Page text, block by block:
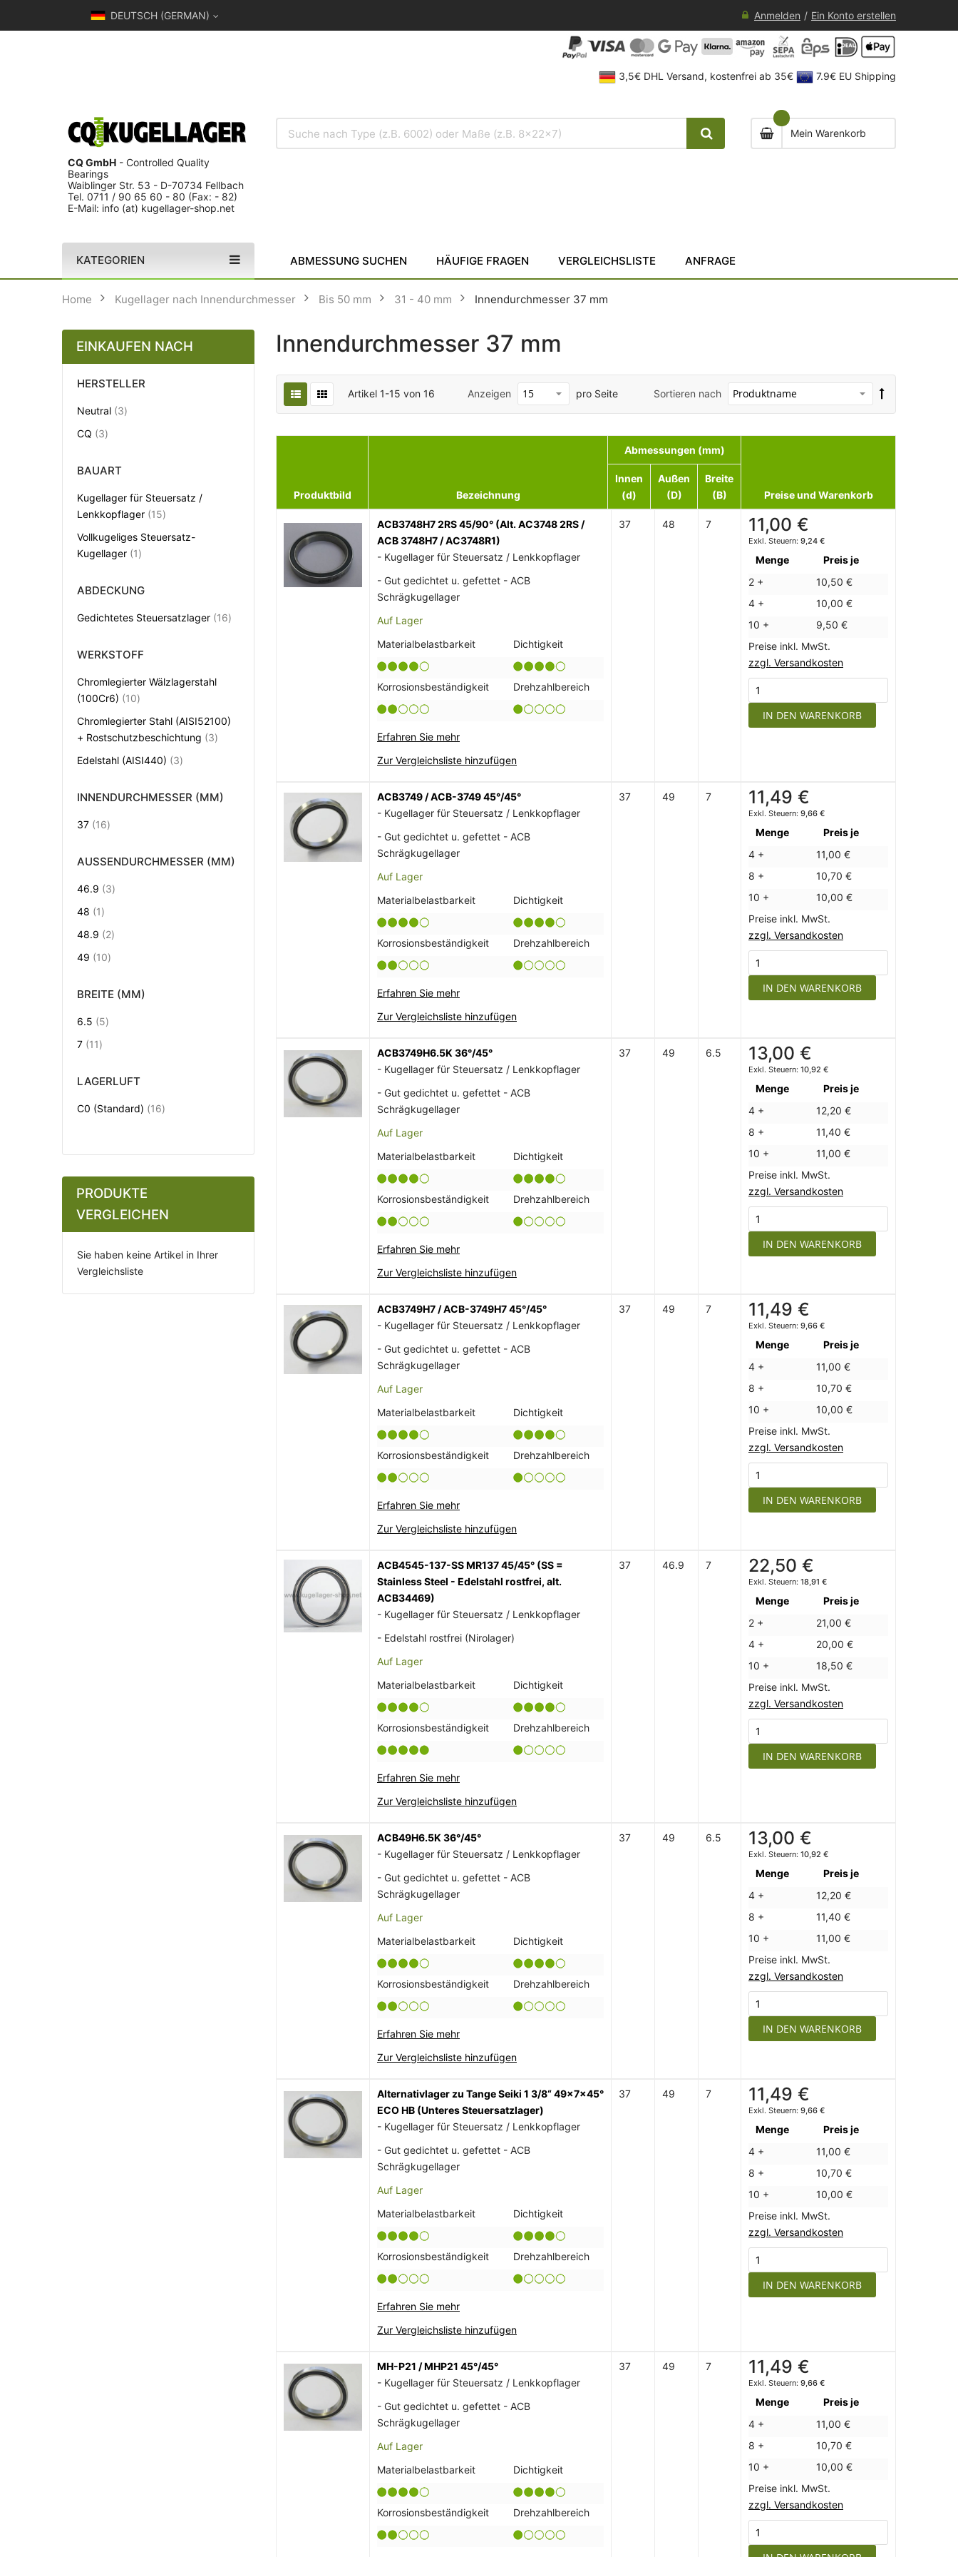
DEUTSCH (GERMAN) Anmelden Ein Konto erstellen
3,5€ DHL Versand, kostenfrei ab 35€ 7.9€ EU Shipping
CQ GmbH - Controlled Quality
Bearings
Waiblinger Str. 53 - D-70734 Fellbach
Tel. 0711 / 90 65 60 - 80 (Fax: - 82)
E-Mail: info (at) kugellager-shop.net
Mein Warenkorb
KATEGORIEN ABMESSUNG SUCHEN HÄUFIGE FRAGEN VERGLEICHSLISTE ANFRAGE
Home Kugellager nach Innendurchmesser Bis 50 mm 31 - 40 mm Innendurchmesser 37 mm
Innendurchmesser 37 mm
Artikel 1-15 von 16 Sortieren nach
Anzeigen pro Seite
Produktbild Bezeichnung
Abmessungen (mm)
Preise und Warenkorb
Innen
(d)
Außen
(D)
Breite
(B)
ACB3748H7 2RS 45/90° (Alt. AC3748 2RS /
ACB 3748H7 / AC3748R1)
- Kugellager für Steuersatz / Lenkkopflager
- Gut gedichtet u. gefettet - ACB
Schrägkugellager
Auf Lager
Materialbelastbarkeit
Dichtigkeit
Korrosionsbeständigkeit Drehzahlbereich
Erfahren Sie mehr
Zur Vergleichsliste hinzufügen
37 48 7 11,00 €
9,24 €
Menge
Preis je
2 +
10,50 €
4 +
10,00 €
10 +
9,50 €
Preise inkl. MwSt.
zzgl. Versandkosten
IN DEN WARENKORB
ACB3749 / ACB-3749 45°/45°
- Kugellager für Steuersatz / Lenkkopflager
- Gut gedichtet u. gefettet - ACB
Schrägkugellager
Auf Lager
Materialbelastbarkeit
Dichtigkeit
Korrosionsbeständigkeit Drehzahlbereich
Erfahren Sie mehr
Zur Vergleichsliste hinzufügen
37 49 7 11,49 €
9,66 €
Menge
Preis je
4 +
11,00 €
8 +
10,70 €
10 +
10,00 €
Preise inkl. MwSt.
zzgl. Versandkosten
IN DEN WARENKORB
ACB3749H6.5K 36°/45°
- Kugellager für Steuersatz / Lenkkopflager
- Gut gedichtet u. gefettet - ACB
Schrägkugellager
Auf Lager
Materialbelastbarkeit
Dichtigkeit
Korrosionsbeständigkeit Drehzahlbereich
Erfahren Sie mehr
Zur Vergleichsliste hinzufügen
37 49 6.5 13,00 €
10,92 €
Menge
Preis je
4 +
12,20 €
8 +
11,40 €
10 +
11,00 €
Preise inkl. MwSt.
zzgl. Versandkosten
IN DEN WARENKORB
ACB3749H7 / ACB-3749H7 45°/45°
- Kugellager für Steuersatz / Lenkkopflager
- Gut gedichtet u. gefettet - ACB
Schrägkugellager
Auf Lager
Materialbelastbarkeit
Dichtigkeit
Korrosionsbeständigkeit Drehzahlbereich
Erfahren Sie mehr
Zur Vergleichsliste hinzufügen
37 49 7 11,49 €
9,66 €
Menge
Preis je
4 +
11,00 €
8 +
10,70 €
10 +
10,00 €
Preise inkl. MwSt.
zzgl. Versandkosten
IN DEN WARENKORB
ACB4545-137-SS MR137 45/45° (SS =
Stainless Steel - Edelstahl rostfrei, alt.
ACB34469)
- Kugellager für Steuersatz / Lenkkopflager
- Edelstahl rostfrei (Nirolager)
Auf Lager
Materialbelastbarkeit
Dichtigkeit
Korrosionsbeständigkeit Drehzahlbereich
Erfahren Sie mehr
Zur Vergleichsliste hinzufügen
37 46.9 7 22,50 €
18,91 €
Menge
Preis je
2 +
21,00 €
4 +
20,00 €
10 +
18,50 €
Preise inkl. MwSt.
zzgl. Versandkosten
IN DEN WARENKORB
ACB49H6.5K 36°/45°
- Kugellager für Steuersatz / Lenkkopflager
- Gut gedichtet u. gefettet - ACB
Schrägkugellager
Auf Lager
Materialbelastbarkeit
Dichtigkeit
Korrosionsbeständigkeit Drehzahlbereich
Erfahren Sie mehr
Zur Vergleichsliste hinzufügen
37 49 6.5 13,00 €
10,92 €
Menge
Preis je
4 +
12,20 €
8 +
11,40 €
10 +
11,00 €
Preise inkl. MwSt.
zzgl. Versandkosten
IN DEN WARENKORB
Alternativlager zu Tange Seiki 1 3/8“ 49x7x45°
ECO HB (Unteres Steuersatzlager)
- Kugellager für Steuersatz / Lenkkopflager
- Gut gedichtet u. gefettet - ACB
Schrägkugellager
Auf Lager
Materialbelastbarkeit
Dichtigkeit
Korrosionsbeständigkeit Drehzahlbereich
Erfahren Sie mehr
Zur Vergleichsliste hinzufügen
37 49 7 11,49 €
9,66 €
Menge
Preis je
4 +
11,00 €
8 +
10,70 €
10 +
10,00 €
Preise inkl. MwSt.
zzgl. Versandkosten
IN DEN WARENKORB
MH-P21 / MHP21 45°/45°
- Kugellager für Steuersatz / Lenkkopflager
- Gut gedichtet u. gefettet - ACB
Schrägkugellager
Auf Lager
Materialbelastbarkeit
Dichtigkeit
Korrosionsbeständigkeit Drehzahlbereich
37 49 7 11,49 €
9,66 €
Menge
Preis je
4 +
11,00 €
8 +
10,70 €
10 +
10,00 €
Preise inkl. MwSt.
zzgl. Versandkosten
EINKAUFEN NACH
HERSTELLER
Neutral 3Artikel
CQ
3Artikel
BAUART
Kugellager für Steuersatz /
Lenkkopflager 15Artikel
Vollkugeliges Steuersatz-
Kugellager 1Artikel
ABDECKUNG
Gedichtetes Steuersatzlager 16Artikel
WERKSTOFF
Chromlegierter Wälzlagerstahl
(100Cr6)
10Artikel
Chromlegierter Stahl (AISI52100)
+ Rostschutzbeschichtung
3Artikel
Edelstahl (AISI440)
3Artikel
INNENDURCHMESSER (MM)
37 16Artikel
AUSSENDURCHMESSER (MM)
46.9 3Artikel
48
1Artikel
48.9
2Artikel
49
10Artikel
BREITE (MM)
6.5 5Artikel
7 11Artikel
LAGERLUFT
C0 (Standard) 16Artikel
PRODUKTE
VERGLEICHEN
Sie haben keine Artikel in Ihrer
Vergleichsliste